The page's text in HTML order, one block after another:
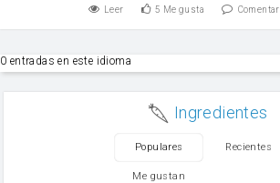
Leer 5 Me gusta Comentar
0 entradas en este idioma
Ingredientes
Populares Recientes
Me gustan